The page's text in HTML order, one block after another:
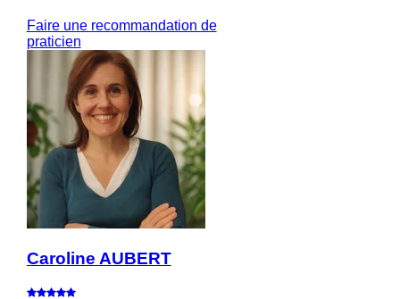
Faire une recommandation de
praticien
Caroline AUBERT